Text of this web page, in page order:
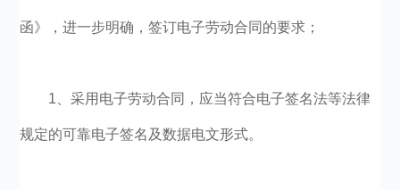
函》，进一步明确，签订电子劳动合同的要求；
1、采用电子劳动合同，应当符合电子签名法等法律
规定的可靠电子签名及数据电文形式。